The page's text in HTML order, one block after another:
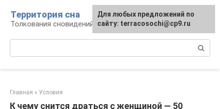
контенту
Территория сна
Толкования сновидений
Главная » Условия
К чему снится драться с женщиной — 50
Для любых предложений по
сайту: terracosochi@cp9.ru